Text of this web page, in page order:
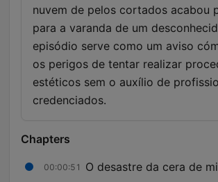
nuvem de pelos cortados acabou
para a varanda de um
episódio serve como um aviso
os perigos de tentar realizar
estéticos sem o auxílio de
credenciados.
Chapters
00:00:51 O desastre da cera de